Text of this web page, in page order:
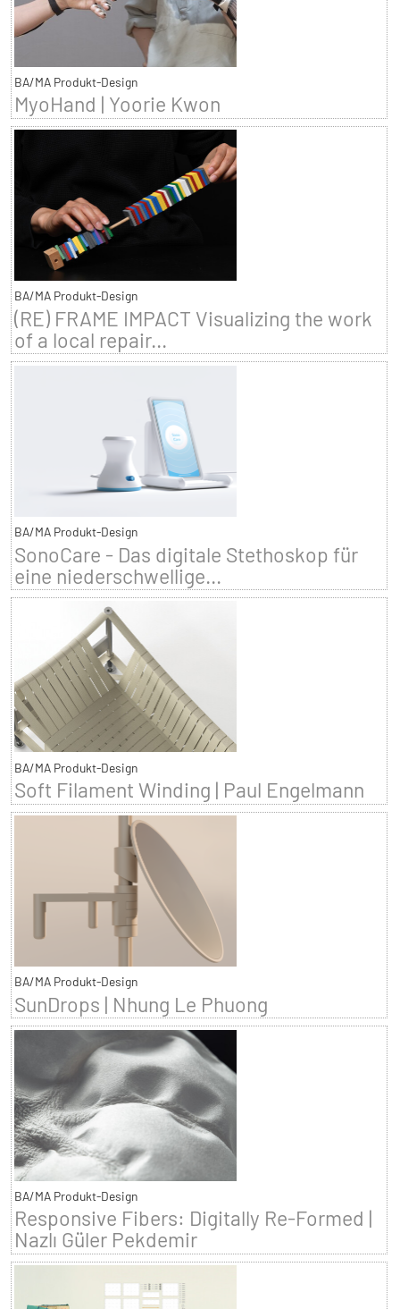
BA/MA Produkt-Design
MyoHand | Yoorie Kwon
BA/MA Produkt-Design
(RE) FRAME IMPACT Visualizing the work
of a local repair...
BA/MA Produkt-Design
SonoCare - Das digitale Stethoskop für
eine niederschwellige...
BA/MA Produkt-Design
Soft Filament Winding | Paul Engelmann
BA/MA Produkt-Design
SunDrops | Nhung Le Phuong
BA/MA Produkt-Design
Responsive Fibers: Digitally Re-Formed |
Nazlı Güler Pekdemir